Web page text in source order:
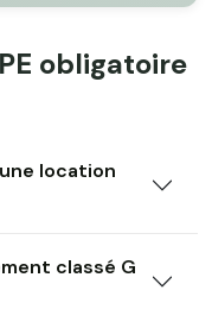
obligatoire
location
classé G